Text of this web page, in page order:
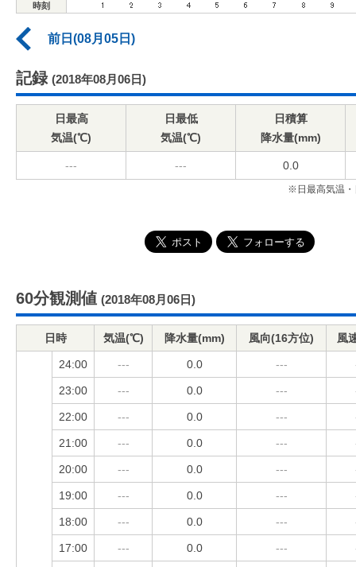
時刻
前日(08月05日)
記録 (2018年08月06日)
日最高
気温(℃)
日最低
気温(℃)
日積算
降水量(mm)
--- --- 0.0
※日最高気温・
60分観測値 (2018年08月06日)
日時 気温(℃) 降水量(mm) 風向(16方位) 風
24:00 --- 0.0 ---
23:00 --- 0.0 ---
22:00 --- 0.0 ---
21:00 --- 0.0 ---
20:00 --- 0.0 ---
19:00 --- 0.0 ---
18:00 --- 0.0 ---
17:00 --- 0.0 ---